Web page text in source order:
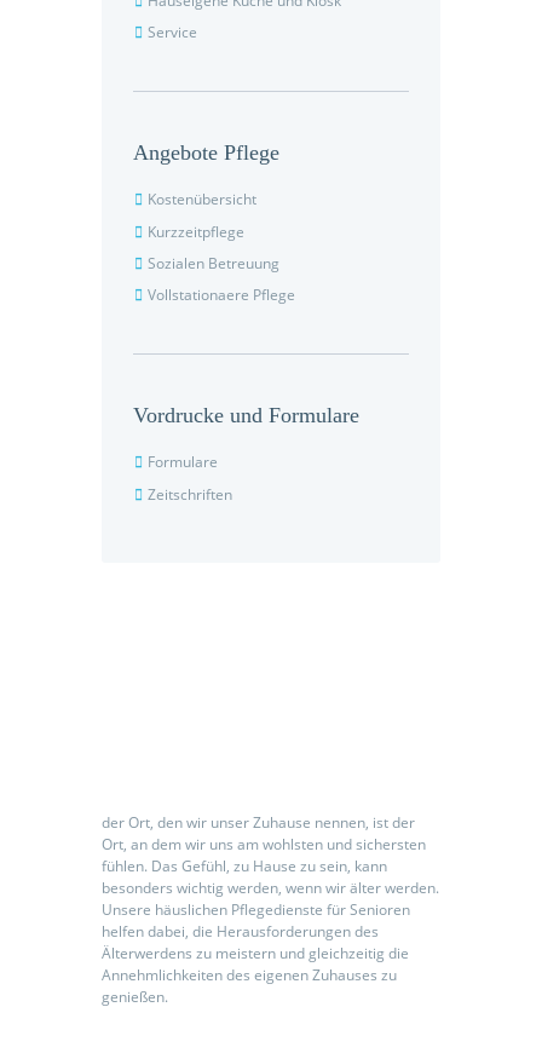
Service
Angebote Pflege
Kostenübersicht
Kurzzeitpflege
Sozialen Betreuung
Vollstationaere Pflege
Vordrucke und Formulare
Formulare
Zeitschriften
der Ort, den wir unser Zuhause nennen, ist der
Ort, an dem wir uns am wohlsten und sichersten
fühlen. Das Gefühl, zu Hause zu sein, kann
besonders wichtig werden, wenn wir älter werden.
Unsere häuslichen Pflegedienste für Senioren
helfen dabei, die Herausforderungen des
Älterwerdens zu meistern und gleichzeitig die
Annehmlichkeiten des eigenen Zuhauses zu
genießen.